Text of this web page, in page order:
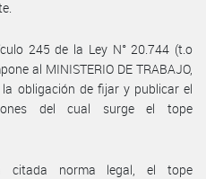
245 de la Ley N° 20.744 (t.o
al MINISTERIO DE TRABAJO,
la obligación de fijar y publicar el
del cual surge el tope
citada norma legal, el tope